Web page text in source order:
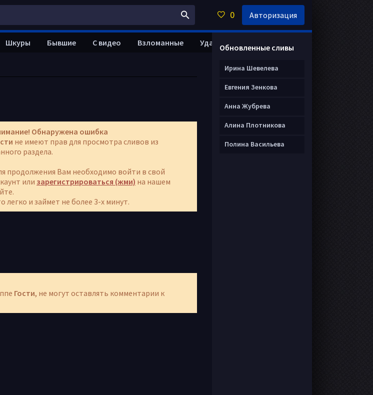
Обнаружена ошибка
не имеют прав для просмотра сливов из
раздела.
продолжения Вам необходимо войти в свой
или зарегистрироваться (жми) на нашем
легко и займет не более 3-х минут.
Гости, не могут оставлять комментарии к
Шкуры Бывшие С видео Взломанные Удалить анкету
Обновленные сливы
Ирина Шевелева
Евгения Зенкова
Анна Жубрева
Алина Плотникова
Полина Васильева
0 Авторизация